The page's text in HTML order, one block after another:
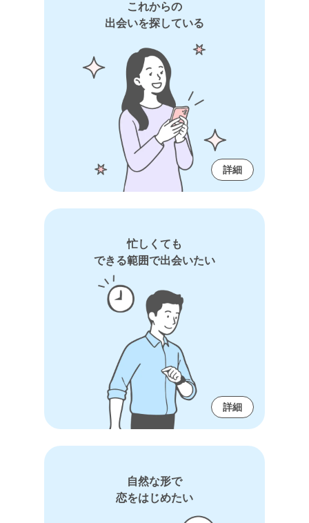
これからの
出会いを探している
詳細
忙しくても
できる範囲で出会いたい
詳細
自然な形で
恋をはじめたい